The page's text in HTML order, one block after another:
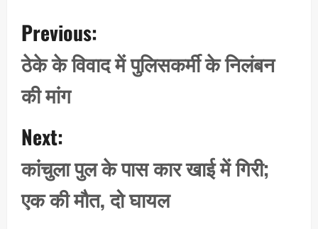
o
s
t
n
v
i
g
a
Previous:
ठेके के विवाद में पुलिसकर्मी के निलंबन
की मांग
Next:
कांचुला पुल के पास कार खाई में गिरी;
एक की मौत, दो घायल